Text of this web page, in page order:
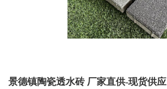
景德镇陶瓷透水砖 厂家直供-现货供应